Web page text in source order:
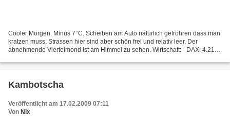
Cooler Morgen. Minus 7°C. Scheiben am Auto natürlich gefrohren dass man
kratzen muss. Strassen hier sind aber schön frei und relativ leer. Der
abnehmende Viertelmond ist am Himmel zu sehen. Wirtschaft: - DAX: 4.217
Kambotscha
Veröffentlicht am 17.02.2009 07:11
Von Nix